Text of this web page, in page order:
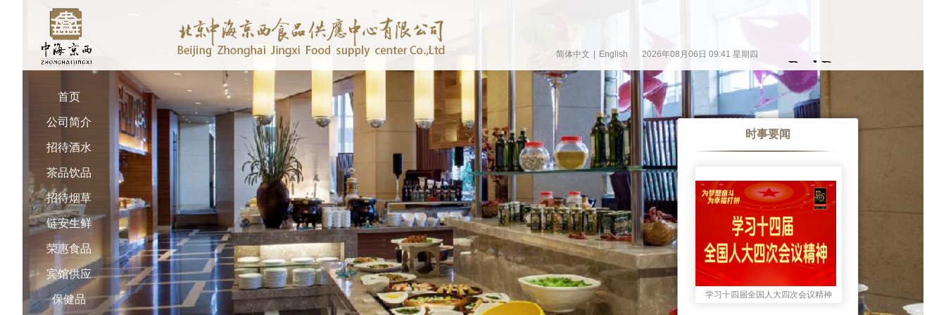
简体中文 English
首页
公司简介
招待酒水
茶品饮品
招待烟草
链安生鲜
荣惠食品
宾馆供应
保健品
时事要闻
学习十四届全国人大四次会议精神